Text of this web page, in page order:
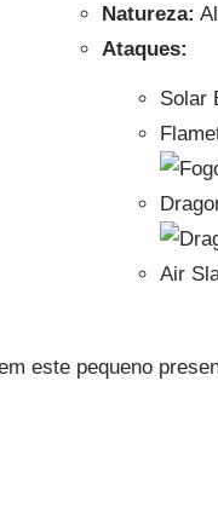
Natureza:
Ataques:
Solar
Air
este pequeno